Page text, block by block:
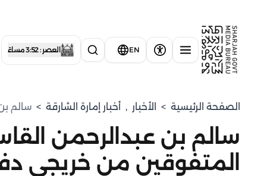
EN العصر : 3:52 مساءً
الصفحة الرئيسية > الأخبار , أخبار إمارة الشارقة > سالم
سالم بن عبدالرحمن
المتفوقين من خريجي دفعة